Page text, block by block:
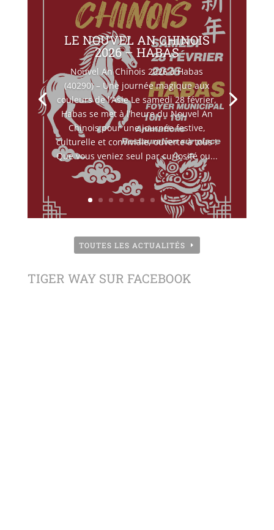
LE NOUVEL AN CHINOIS
2026 – HABAS
Nouvel An Chinois 2026 à Habas
(40290) – Une journée magique aux
couleurs de l’Asie Le samedi 28 février,
Habas se met à l’heure du Nouvel An
Chinois pour une journée festive,
culturelle et conviviale, ouverte à tous !
Que vous veniez seul par curiosité ou...
TOUTES LES ACTUALITÉS
TIGER WAY SUR FACEBOOK